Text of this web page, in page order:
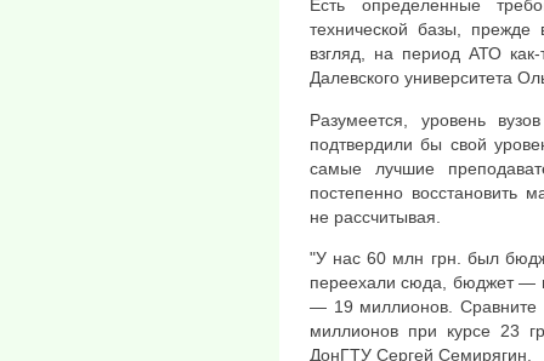
Есть определенные
технической базы,
взгляд, на период АТО
Далевского университета
Разумеется, уровень
подтвердили бы свой
самые лучшие
постепенно восстановить
не рассчитывая.
"У нас 60 млн грн. был
переехали сюда, бюджет —
— 19 миллионов. Сравните
миллионов при курсе 23
ДонГТУ Сергей Семирягин.